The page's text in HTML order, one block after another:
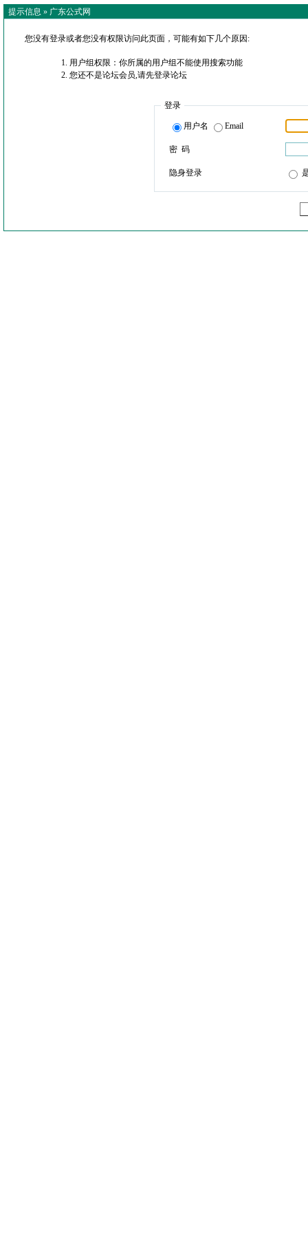
提示信息 » 广东公式网
您没有登录或者您没有权限访问此页面，可能有如下几个原因:
用户组权限：你所属的用户组不能使用搜索功能
您还不是论坛会员,请先登录论坛
登录
用户名 Email
密 码
隐身登录